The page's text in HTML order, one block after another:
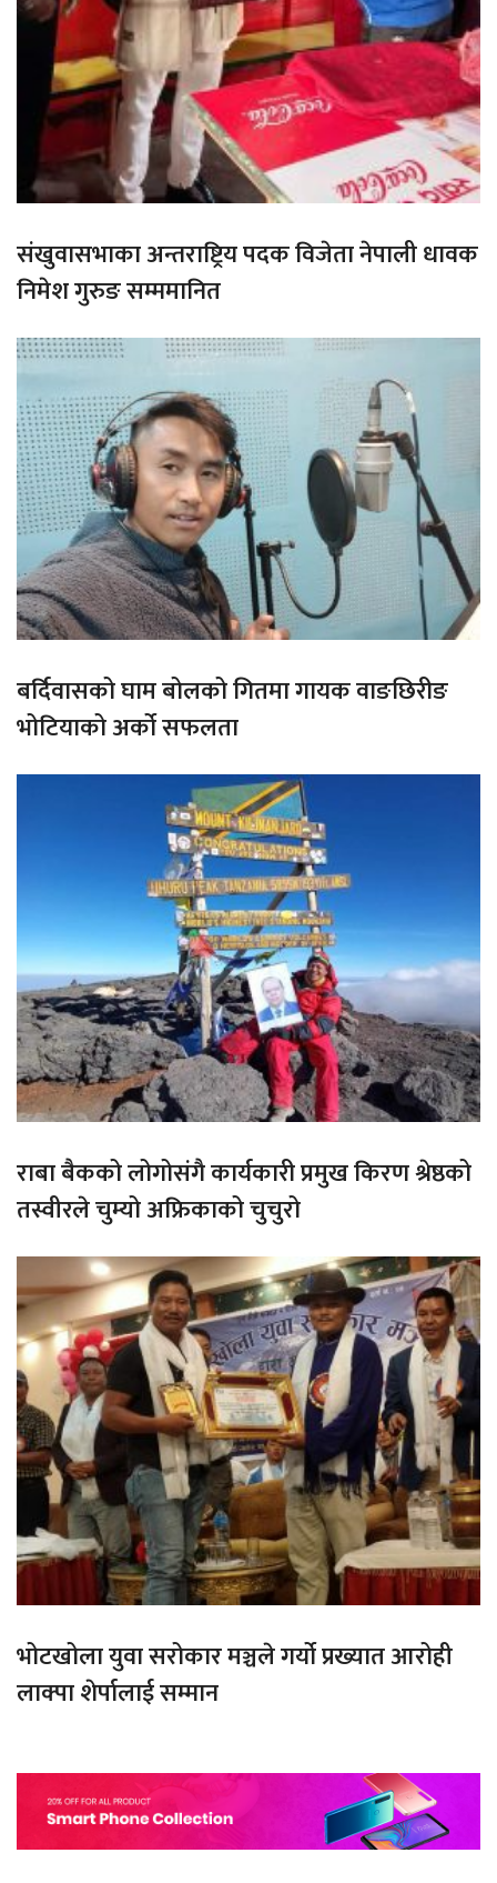
संखुवासभाका अन्तराष्ट्रिय पदक विजेता नेपाली धावक
निमेश गुरुङ सम्ममानित
बर्दिवासको घाम बोलको गितमा गायक वाङछिरीङ
भोटियाको अर्को सफलता
राबा बैकको लोगोसंगै कार्यकारी प्रमुख किरण श्रेष्ठको
तस्वीरले चुम्यो अफ्रिकाको चुचुरो
भोटखोला युवा सरोकार मञ्चले गर्यो प्रख्यात आरोही
लाक्पा शेर्पालाई सम्मान